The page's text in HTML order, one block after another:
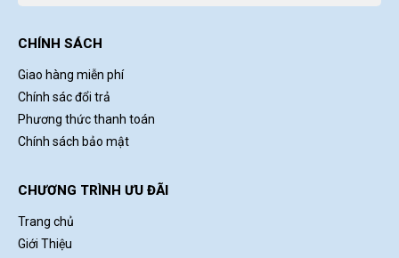
CHÍNH SÁCH
Giao hàng miễn phí
Chính sác đổi trả
Phương thức thanh toán
Chính sách bảo mật
CHƯƠNG TRÌNH ƯU ĐÃI
Trang chủ
Giới Thiệu